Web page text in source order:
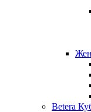
Betera